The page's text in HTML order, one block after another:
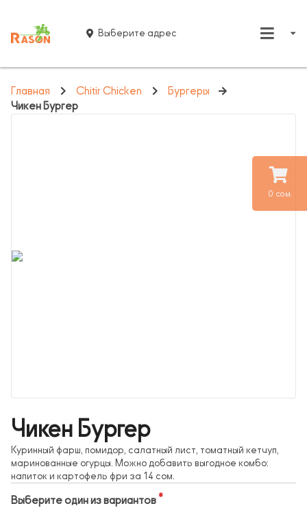
0 сом.
Выберите адрес
Главная Chitir Chicken
Бургеры
Чикен Бургер
Чикен Бургер
Куринный фарш, помидор, салатный лист, томатный кетчуп,
маринованные огурцы. Можно добавить выгодное комбо:
напиток и картофель фри за 14 сом.
Выберите один из вариантов